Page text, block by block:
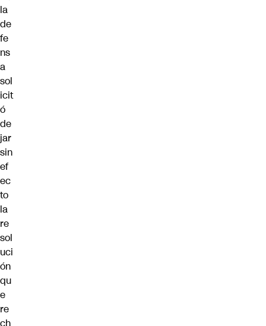
la
de
fe
ns
a
sol
icit
ó
de
jar
sin
ef
ec
to
la
re
sol
uci
ón
qu
e
re
ch